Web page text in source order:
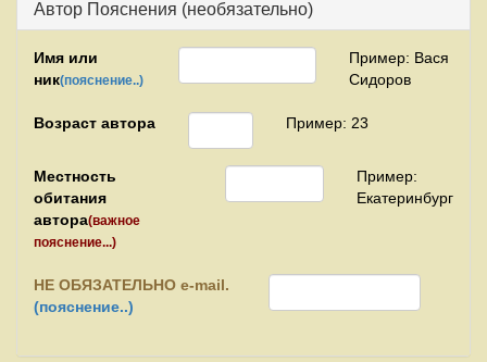
Автор Пояснения (необязательно)
Имя или
ник(пояснение..)
Пример: Вася
Сидоров
Возраст автора Пример: 23
Местность
обитания
автора(важное
пояснение...)
Пример:
Екатеринбург
НЕ ОБЯЗАТЕЛЬНО e-mail.
(пояснение..)